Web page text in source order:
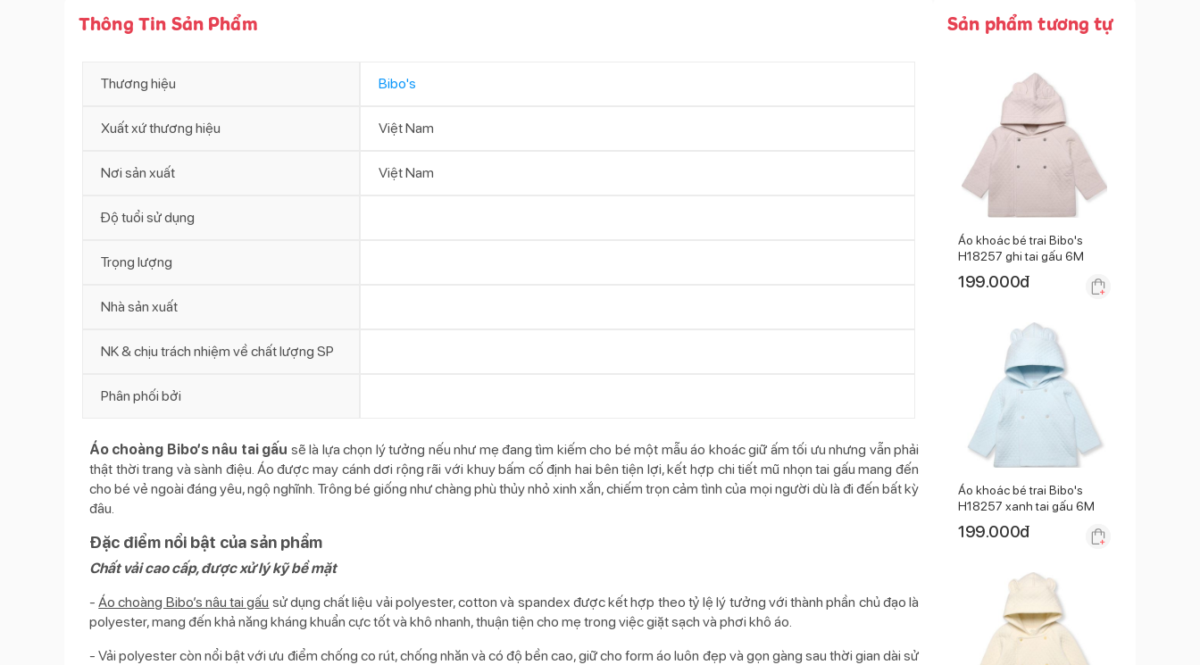
Thông Tin Sản Phẩm
Thương hiệu Bibo's
Xuất xứ thương hiệu Việt Nam
Nơi sản xuất Việt Nam
Độ tuổi sử dụng
Trọng lượng
Nhà sản xuất
NK & chịu trách nhiệm về chất lượng SP
Phân phối bởi
Áo choàng Bibo’s nâu tai gấu sẽ là lựa chọn lý tưởng nếu như mẹ đang tìm kiếm cho bé một mẫu áo khoác giữ ấm tối ưu nhưng vẫn phải
thật thời trang và sành điệu. Áo được may cánh dơi rộng rãi với khuy bấm cố định hai bên tiện lợi, kết hợp chi tiết mũ nhọn tai gấu mang đến
cho bé vẻ ngoài đáng yêu, ngộ nghĩnh. Trông bé giống như chàng phù thủy nhỏ xinh xắn, chiếm trọn cảm tình của mọi người dù là đi đến bất kỳ
đâu.
Đặc điểm nổi bật của sản phẩm
Chất vải cao cấp, được xử lý kỹ bề mặt
-Áo choàng Bibo’s nâu tai gấu sử dụng chất liệu vải polyester, cotton và spandex được kết hợp theo tỷ lệ lý tưởng với thành phần chủ đạo là
polyester, mang đến khả năng kháng khuẩn cực tốt và khô nhanh, thuận tiện cho mẹ trong việc giặt sạch và phơi khô áo.
- Vải polyester còn nổi bật với ưu điểm chống co rút, chống nhăn và có độ bền cao, giữ cho form áo luôn đẹp và gọn gàng sau thời gian dài sử
Sản phẩm tương tự
Áo khoác bé trai Bibo's
H18257 ghi tai gấu 6M
199.000đ
Áo khoác bé trai Bibo's
H18257 xanh tai gấu 6M
199.000đ